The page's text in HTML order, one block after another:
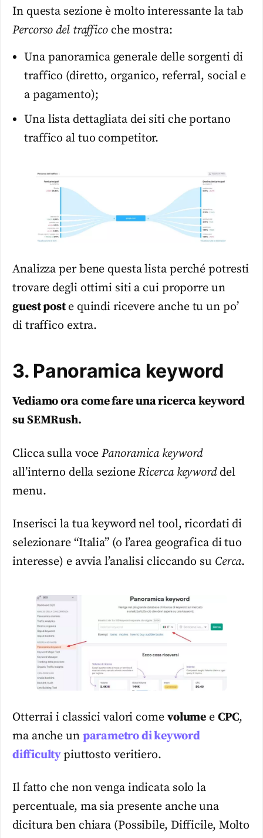
In questa sezione è molto interessante la tab
Percorso del trafficoche mostra:
Una panoramica generale delle sorgenti di
traffico (diretto, organico, referral, social e
a pagamento);
Una lista dettagliata dei siti che portano
traffico al tuo competitor.
Analizza per bene questa lista perché potresti
trovare degli ottimi siti a cui proporre un
guest poste quindi ricevere anche tu un po’
di traffico extra.
3. Panoramica keyword
Vediamo ora come fare una ricerca keyword
su SEMRush.
Clicca sulla vocePanoramica keyword
all’interno della sezioneRicerca keyworddel
menu.
Inserisci la tua keyword nel tool, ricordati di
selezionare “Italia” (o l’area geografica di tuo
interesse) e avvia l’analisi cliccando su Cerca.
Otterrai i classici valori come volume e CPC,
ma anche un parametro dikeyword
difficultypiuttosto veritiero.
Il fatto che non venga indicata solo la
percentuale, ma sia presente anche una
dicitura ben chiara (Possibile, Difficile, Molto